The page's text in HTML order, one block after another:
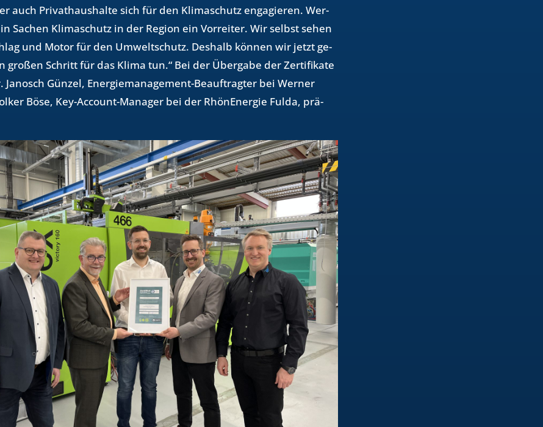
auch Pri­vat­haus­hal­te sich für den Kli­ma­schutz en­ga­gie­ren. Wer­
Sa­chen Kli­ma­schutz in der Re­gi­on ein Vor­rei­ter. Wir selbst sehen
und Motor für den Um­welt­schutz. Des­halb kön­nen wir jetzt ge­
gro­ßen Schritt für das Klima tun.“ Bei der Über­ga­be der Zer­ti­fi­ka­te
Ja­nosch Gün­zel, En­er­gie­ma­nage­ment-Be­auf­trag­ter bei Wer­ner
Böse, Key-Ac­count-Ma­na­ger bei der Rhön­En­er­gie Fulda, prä­